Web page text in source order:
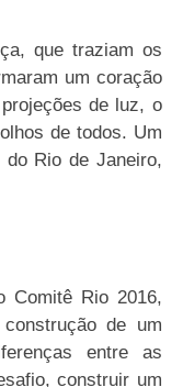
que traziam os
um coração
de luz, o
de todos. Um
Rio de Janeiro,
Comitê Rio 2016,
de um
entre as
construir um